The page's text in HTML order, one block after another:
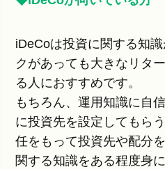
iDeCoは投資に関する知
クがあっても大きなリタ
る人におすすめです。
もちろん、運用知識に自
に投資先を設定してもら
任をもって投資先や配分
関する知識をある程度身